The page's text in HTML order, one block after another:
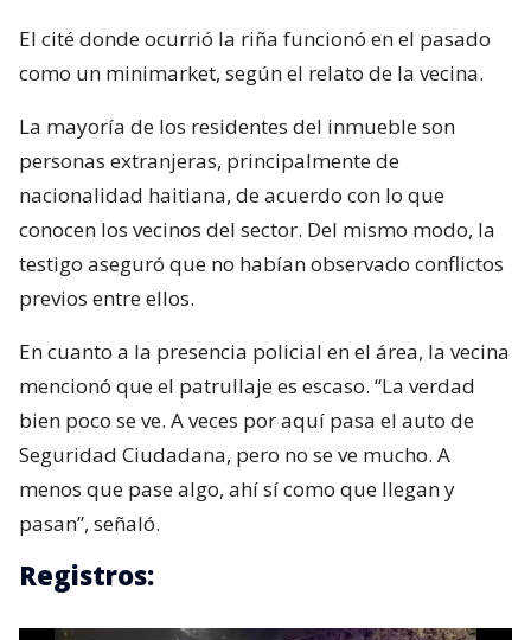
El cité donde ocurrió la riña funcionó en el pasado
como un minimarket, según el relato de la vecina.
La mayoría de los residentes del inmueble son
personas extranjeras, principalmente de
nacionalidad haitiana, de acuerdo con lo que
conocen los vecinos del sector. Del mismo modo, la
testigo aseguró que no habían observado conflictos
previos entre ellos.
En cuanto a la presencia policial en el área, la vecina
mencionó que el patrullaje es escaso. “La verdad
bien poco se ve. A veces por aquí pasa el auto de
Seguridad Ciudadana, pero no se ve mucho. A
menos que pase algo, ahí sí como que llegan y
pasan”, señaló.
Registros: